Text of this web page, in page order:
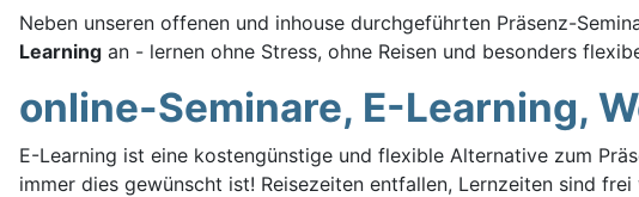
Neben unseren offenen und inhouse durchgeführten Präsenz-
Learning an - lernen ohne Stress, ohne Reisen und besonders
online-Seminare, E-Learning,
E-Learning ist eine kostengünstige und flexible Alternative zum
immer dies gewünscht ist! Reisezeiten entfallen, Lernzeiten sind